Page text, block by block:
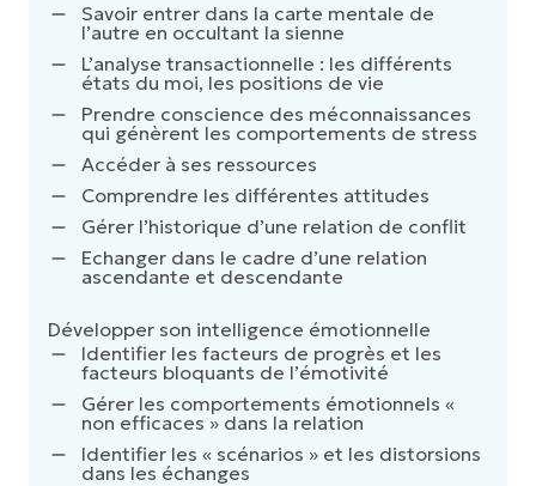
Savoir entrer dans la carte mentale de
l’autre en occultant la sienne
L’analyse transactionnelle : les différents
états du moi, les positions de vie
Prendre conscience des méconnaissances
qui génèrent les comportements de stress
Accéder à ses ressources
Comprendre les différentes attitudes
Gérer l’historique d’une relation de conflit
Echanger dans le cadre d’une relation
ascendante et descendante
Développer son intelligence émotionnelle
Identifier les facteurs de progrès et les
facteurs bloquants de l’émotivité
Gérer les comportements émotionnels «
non efficaces » dans la relation
Identifier les « scénarios » et les distorsions
dans les échanges